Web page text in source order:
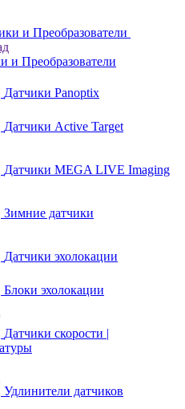
и Преобразователи
и Преобразователи
Датчики Panoptix
Датчики Active Target
Датчики MEGA LIVE Imaging
Зимние датчики
Датчики эхолокации
Блоки эхолокации
Датчики скорости |
Удлинители датчиков